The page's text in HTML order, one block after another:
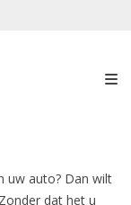
uw auto? Dan wilt
dat het u